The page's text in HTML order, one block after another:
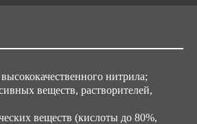
нитрила;
веществ, растворителей,
веществ (кислоты до 80%,